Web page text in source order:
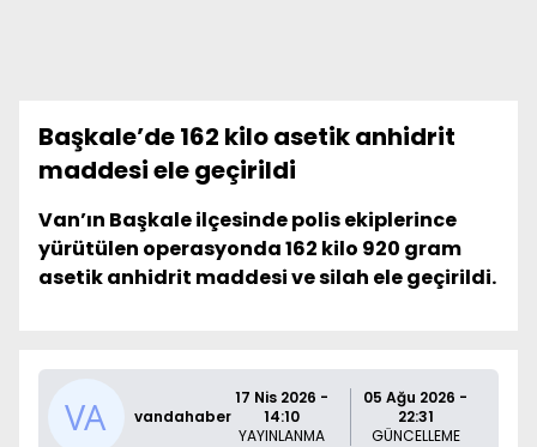
Başkale’de 162 kilo asetik anhidrit
maddesi ele geçirildi
Van’ın Başkale ilçesinde polis ekiplerince
yürütülen operasyonda 162 kilo 920 gram
asetik anhidrit maddesi ve silah ele geçirildi.
vandahaber
17 Nis 2026 -
14:10
YAYINLANMA
05 Ağu 2026 -
22:31
GÜNCELLEME